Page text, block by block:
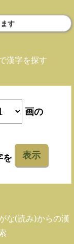
す
漢字を探す
画の
を 表示
な(読み)からの漢